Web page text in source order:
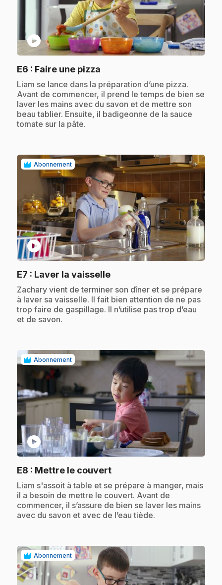
play_circle
E6 : Faire une pizza
.Liam se lance dans la préparation d’une pizza.
Avant de commencer, il prend le temps de bien se
laver les mains avec du savon et de mettre son
beau tablier. Ensuite, il badigeonne de la sauce
tomate sur la pâte.
Abonnement
play_circle
E7 : Laver la vaisselle.
.Zachary vient de terminer son dîner et se prépare
à laver sa vaisselle. Il fait bien attention de ne pas
trop faire de gaspillage. Il n’utilise pas trop d’eau
et de savon.
Abonnement
play_circle
E8 : Mettre le couvert.
.Liam s'assoit à table et se prépare à manger, mais
il a besoin de mettre le couvert. Avant de
commencer, il s’assure de bien se laver les mains
avec du savon et avec de l’eau tiède.
Abonnement